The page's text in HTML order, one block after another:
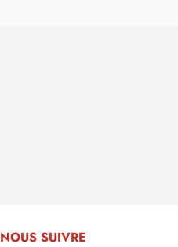
NOUS SUIVRE